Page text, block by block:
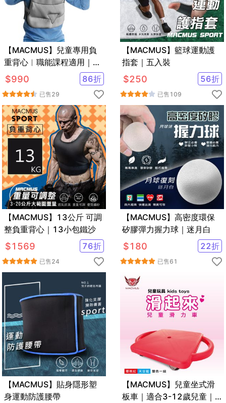
【MACMUS】兒童專用負
重背心︳職能課程適用｜兒
童復健背心
$990 86折
已售29
【MACMUS】籃球運動護
指套｜五入裝
$250 56折
已售 109
【MACMUS】13公斤 可調
整負重背心｜13小包鐵沙
$1569 76折
已售24
【MACMUS】高密度環保
矽膠彈力握力球｜迷月白
$180 22折
已售61
【MACMUS】貼身隱形塑
身運動防護腰帶
【MACMUS】兒童坐式滑
板車｜適合3-12歲兒童｜